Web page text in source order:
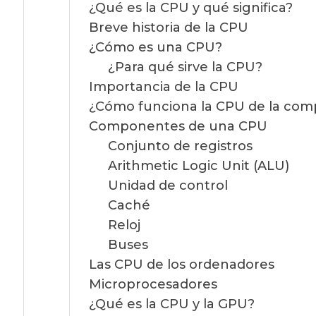
¿Qué es la CPU y qué significa?
Breve historia de la CPU
¿Cómo es una CPU?
¿Para qué sirve la CPU?
Importancia de la CPU
¿Cómo funciona la CPU de la
Componentes de una CPU
Conjunto de registros
Arithmetic Logic Unit (ALU)
Unidad de control
Caché
Reloj
Buses
Las CPU de los ordenadores
Microprocesadores
¿Qué es la CPU y la GPU?